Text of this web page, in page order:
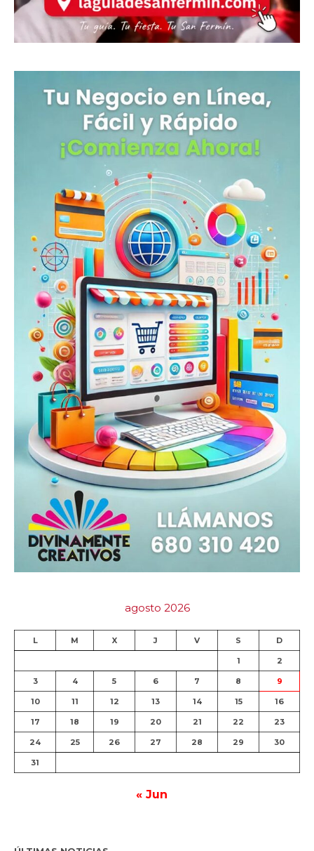
agosto 2026
L M X J V S D
1 2
3 4 5 6 7 8 9
10 11 12 13 14 15 16
17 18 19 20 21 22 23
24 25 26 27 28 29 30
31
« Jun